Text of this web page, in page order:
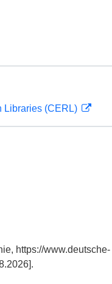
Libraries (CERL)
https://www.deutsche-